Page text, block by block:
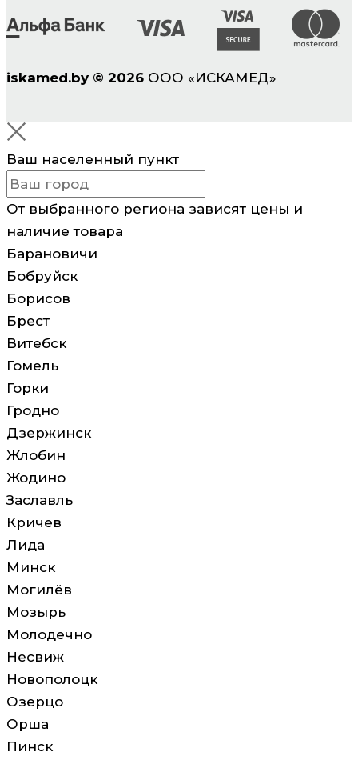
iskamed.by © 2026 ООО «ИСКАМЕД»
Ваш населенный пункт
От выбранного региона зависят цены и
наличие товара
Барановичи
Бобруйск
Борисов
Брест
Витебск
Гомель
Горки
Гродно
Дзержинск
Жлобин
Жодино
Заславль
Кричев
Лида
Минск
Могилёв
Мозырь
Молодечно
Несвиж
Новополоцк
Озерцо
Орша
Пинск